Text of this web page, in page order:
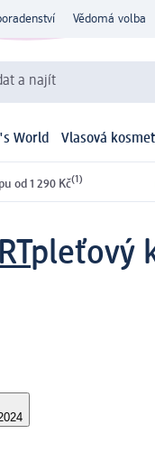
Vědomá volba
a najít
World Vlasová
od 1 290 Kč(1)
pleťový